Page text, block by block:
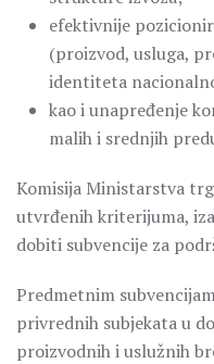
efektivnije
(proizvod, usluga,
identiteta
kao i unapređenje
malih i srednjih
Komisija Ministarstva
utvrđenih kriterijuma,
dobiti subvencije za
Predmetnim
privrednih subjekata u
proizvodnih i uslužnih